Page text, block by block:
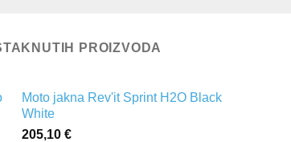
PROIZVODA
Moto jakna Rev'it Sprint H2O Black
White
205,10 €